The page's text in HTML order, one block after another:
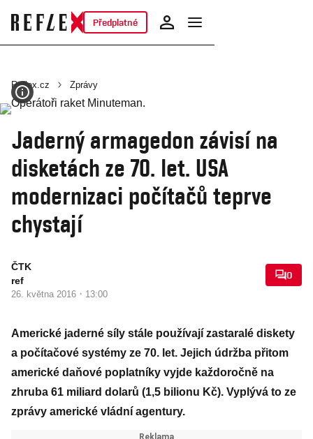
Předplatné
Reflex.cz Zprávy
Jaderný armagedon závisí na
disketách ze 70. let. USA
modernizaci počítačů teprve
chystají
ČTK
ref
26. května 2016 · 13:00
0
Americké jaderné síly stále používají zastaralé diskety
a počítačové systémy ze 70. let. Jejich údržba přitom
americké daňové poplatníky vyjde každoročně na
zhruba 61 miliard dolarů (1,5 bilionu Kč). Vyplývá to ze
zprávy americké vládní agentury.